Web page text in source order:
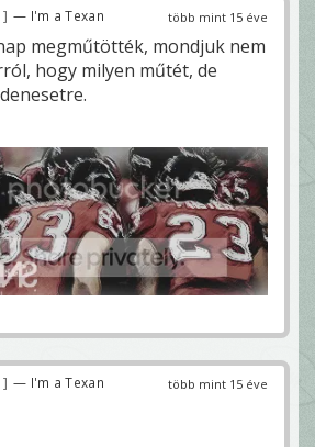
több mint 15 éve
— I'm a Texan
megműtötték, mondjuk nem
hogy milyen műtét, de
több mint 15 éve
— I'm a Texan